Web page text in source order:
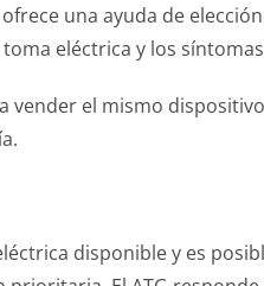
una ayuda de
eléctrica y los
vender el mismo
disponible y es